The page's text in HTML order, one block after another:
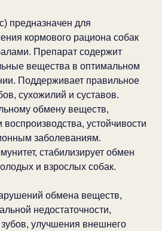
предназначен для
кормового рациона собак
Препарат содержит
вещества в оптимальном
Поддерживает правильное
сухожилий и суставов.
обмену веществ,
устойчивости
заболеваниям.
стабилизирует обмен
и взрослых собак.
обмена веществ,
недостаточности,
улучшения внешнего